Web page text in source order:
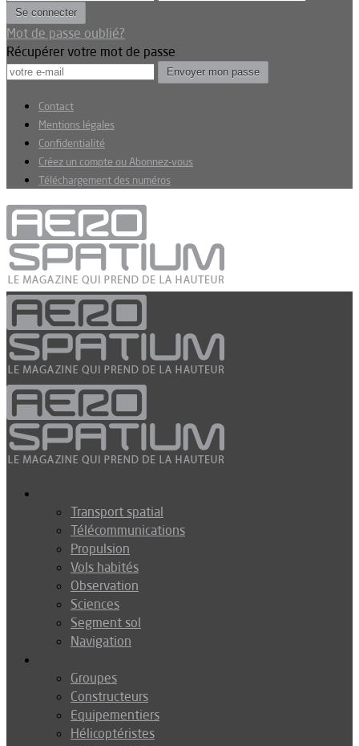
Mot de passe oublié?
Récupérer votre mot de passe
Contact
Mentions légales
Confidentialité
Créez un compte ou Abonnez-vous
Téléchargement des numéros
Transport spatial
Télécommunications
Propulsion
Vols habités
Observation
Sciences
Segment sol
Navigation
Groupes
Constructeurs
Equipementiers
Hélicoptéristes